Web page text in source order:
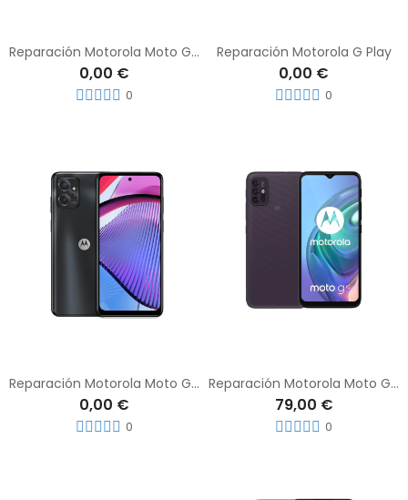
Reparación Motorola Moto G Fast
0,00 €
0
Reparación Motorola G Play
0,00 €
0
Reparación Motorola Moto G Power
0,00 €
0
Reparación Motorola Moto G10
79,00 €
0